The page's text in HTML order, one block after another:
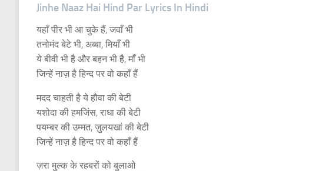
Jinhe Naaz Hai Hind Par Lyrics In Hindi
यहाँ पीर भी आ चुके हैं, जवाँ भी
तनोमंद बेटे भी, अब्बा, मियाँ भी
ये बीवी भी है और बहन भी है, माँ भी
जिन्हें नाज़ है हिन्द पर वो कहाँ हैं
मदद चाहती है ये हौवा की बेटी
यशोदा की हमजिंस, राधा की बेटी
पयम्बर की उम्मत, ज़ुलयखां की बेटी
जिन्हें नाज़ है हिन्द पर वो कहाँ हैं
ज़रा मुल्क के रहबरों को बुलाओ